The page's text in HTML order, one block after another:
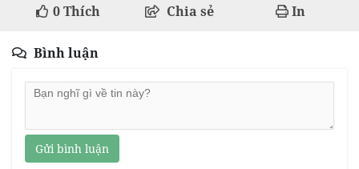
0Thích Chia sẻ In
Bình luận
Gửi bình luận